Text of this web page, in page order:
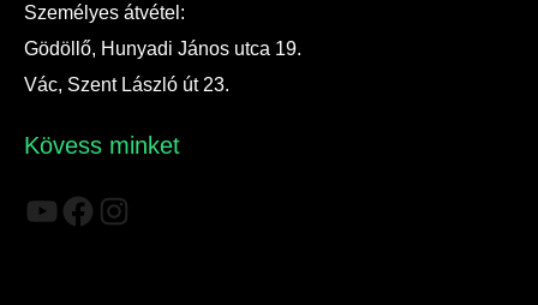
Személyes átvétel:
Gödöllő, Hunyadi János utca 19.
Vác, Szent László út 23.
Kövess minket
YouTube
Facebook
Instagram